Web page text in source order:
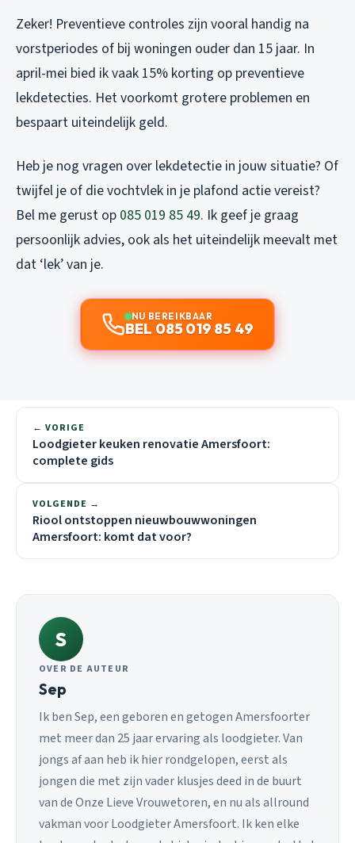
Zeker! Preventieve controles zijn vooral handig na
vorstperiodes of bij woningen ouder dan 15 jaar. In
april-mei bied ik vaak 15% korting op preventieve
lekdetecties. Het voorkomt grotere problemen en
bespaart uiteindelijk geld.
Heb je nog vragen over lekdetectie in jouw situatie? Of
twijfel je of die vochtvlek in je plafond actie vereist?
Bel me gerust op 085 019 85 49. Ik geef je graag
persoonlijk advies, ook als het uiteindelijk meevalt met
dat ‘lek’ van je.
NU BEREIKBAAR
BEL 085 019 85 49
← VORIGE
Loodgieter keuken renovatie Amersfoort:
complete gids
VOLGENDE →
Riool ontstoppen nieuwbouwwoningen
Amersfoort: komt dat voor?
S
OVER DE AUTEUR
Sep
Ik ben Sep, een geboren en getogen Amersfoorter
met meer dan 25 jaar ervaring als loodgieter. Van
jongs af aan heb ik hier rondgelopen, eerst als
jongen die met zijn vader klusjes deed in de buurt
van de Onze Lieve Vrouwetoren, en nu als allround
vakman voor Loodgieter Amersfoort. Ik ken elke